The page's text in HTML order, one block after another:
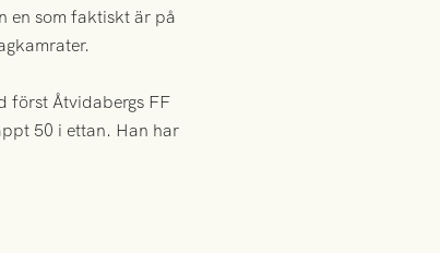
en som faktiskt är på
först Åtvidabergs FF
50 i ettan. Han har